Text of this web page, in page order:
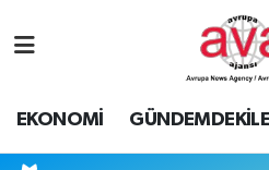
EKONOMİ
Nöbetçi Eczaneler